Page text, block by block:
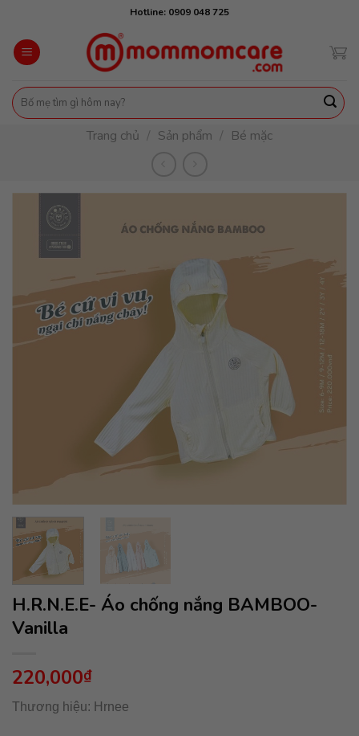
content
Hotline: 0909 048 725
Tìm
kiếm:
Trang chủ / Sản phẩm / Bé mặc
H.R.N.E.E- Áo chống nắng BAMBOO-
Vanilla
220,000₫
Thương hiệu: Hrnee